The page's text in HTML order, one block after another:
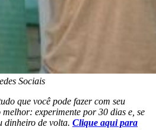
Sociais
que você pode fazer com seu
experimente por 30 dias e, se
dinheiro de volta. Clique aqui para